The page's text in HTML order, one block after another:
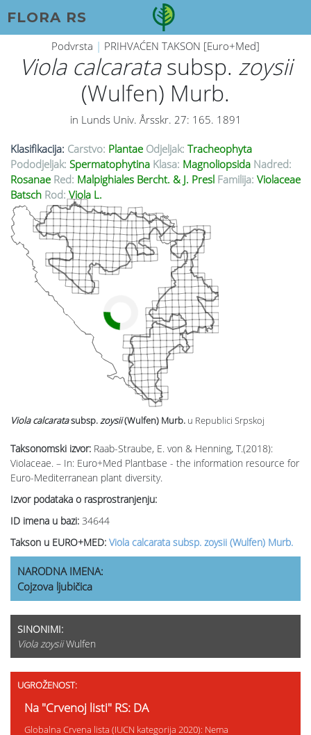
FLORA RS
Podvrsta | PRIHVAĆEN TAKSON [Euro+Med]
Viola calcaratasubsp. zoysii
(Wulfen) Murb.
in Lunds Univ. Årsskr. 27: 165. 1891
Klasifikacija: Carstvo: Plantae Odjeljak: Tracheophyta
Pododjeljak: Spermatophytina Klasa: Magnoliopsida Nadred:
Rosanae Red: Malpighiales Bercht. & J. Presl Familija: Violaceae
Batsch Rod: Viola L.
Taksonomski izvor: Raab-Straube, E. von & Henning, T.(2018):
Violaceae. – In: Euro+Med Plantbase - the information resource for
Euro-Mediterranean plant diversity.
Izvor podataka o rasprostranjenju:
ID imena u bazi: 34644
Takson u EURO+MED: Viola calcarata subsp. zoysii (Wulfen) Murb.
Viola calcaratasubsp.zoysii(Wulfen) Murb. u Republici Srpskoj
NARODNA IMENA:
Cojzova ljubičica
SINONIMI:
Viola zoysiiWulfen
UGROŽENOST:
Na "Crvenoj listi" RS: DA
Globalna Crvena lista (IUCN kategorija 2020): Nema